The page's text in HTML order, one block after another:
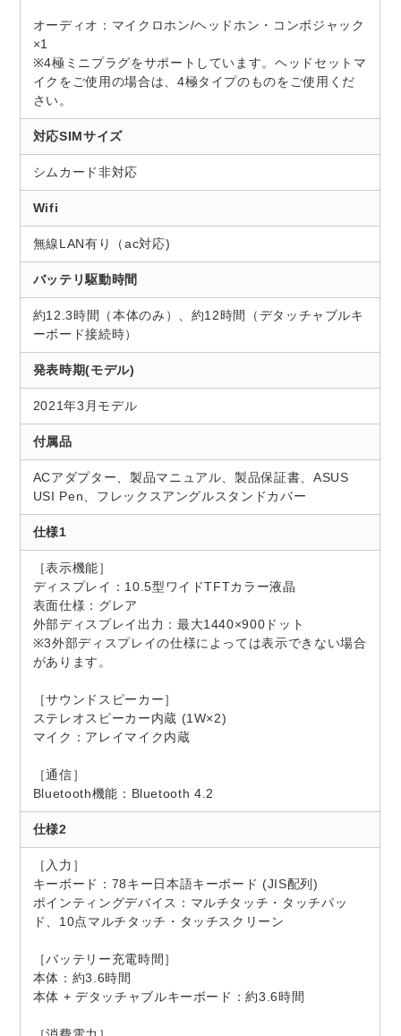
オーディオ：マイクロホン/ヘッドホン・コンボジャック
×1
※4極ミニプラグをサポートしています。ヘッドセットマ
イクをご使用の場合は、4極タイプのものをご使用くだ
さい。
対応SIMサイズ
シムカード非対応
Wifi
無線LAN有り（ac対応)
バッテリ駆動時間
約12.3時間（本体のみ）、約12時間（デタッチャブルキ
ーボード接続時）
発表時期(モデル)
2021年3月モデル
付属品
ACアダプター、製品マニュアル、製品保証書、ASUS
USI Pen、フレックスアングルスタンドカバー
仕様1
［表示機能］
ディスプレイ：10.5型ワイドTFTカラー液晶
表面仕様：グレア
外部ディスプレイ出力：最大1440×900ドット
※3外部ディスプレイの仕様によっては表示できない場合
があります。
［サウンドスピーカー］
ステレオスピーカー内蔵 (1W×2)
マイク：アレイマイク内蔵
［通信］
Bluetooth機能：Bluetooth 4.2
仕様2
［入力］
キーボード：78キー日本語キーボード (JIS配列)
ポインティングデバイス：マルチタッチ・タッチパッ
ド、10点マルチタッチ・タッチスクリーン
［バッテリー充電時間］
本体：約3.6時間
本体 + デタッチャブルキーボード：約3.6時間